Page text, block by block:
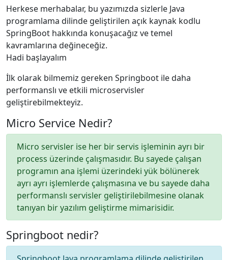
Herkese merhabalar, bu yazımızda sizlerle Java
programlama dilinde geliştirilen açık kaynak kodlu
SpringBoot hakkında konuşacağız ve temel
kavramlarına değineceğiz.
Hadi başlayalım
İlk olarak bilmemiz gereken Springboot ile daha
performanslı ve etkili microservisler
geliştirebilmekteyiz.
Micro Service Nedir?
Micro servisler ise her bir servis işleminin ayrı bir
process üzerinde çalışmasıdır. Bu sayede çalışan
programın ana işlemi üzerindeki yük bölünerek
ayrı ayrı işlemlerde çalışmasına ve bu sayede daha
performanslı servisler geliştirilebilmesine olanak
tanıyan bir yazılım geliştirme mimarisidir.
Springboot nedir?